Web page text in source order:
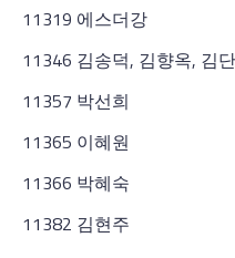
11319 에스더강
11346 김송덕, 김향옥, 김
11357 박선희
11365 이혜원
11366 박혜숙
11382 김현주